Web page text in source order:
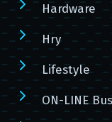
Hardware
Hry
Lifestyle
ON-LINE